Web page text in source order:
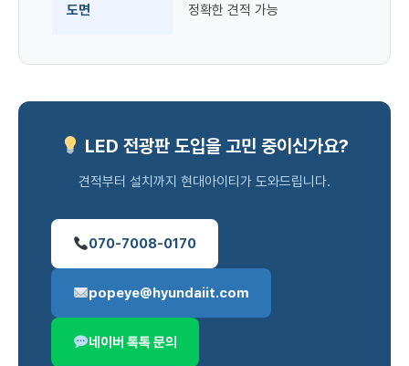
도면
정확한 견적 가능
LED 전광판 도입을 고민 중이신가요?
견적부터 설치까지 현대아이티가 도와드립니다.
070-7008-0170
popeye@hyundaiit.com
네이버 톡톡 문의